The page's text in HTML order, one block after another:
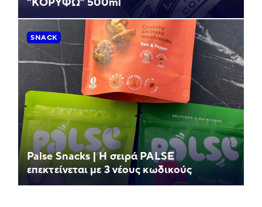
SNACK
Palse Snacks | Η σειρά PALSE
επεκτείνεται με 3 νέους κωδικούς